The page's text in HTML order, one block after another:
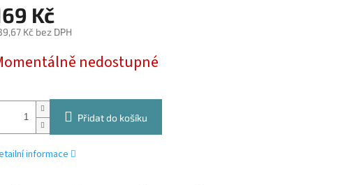
Kč
Kč bez DPH
nedostupné
Přidat do košíku
informace